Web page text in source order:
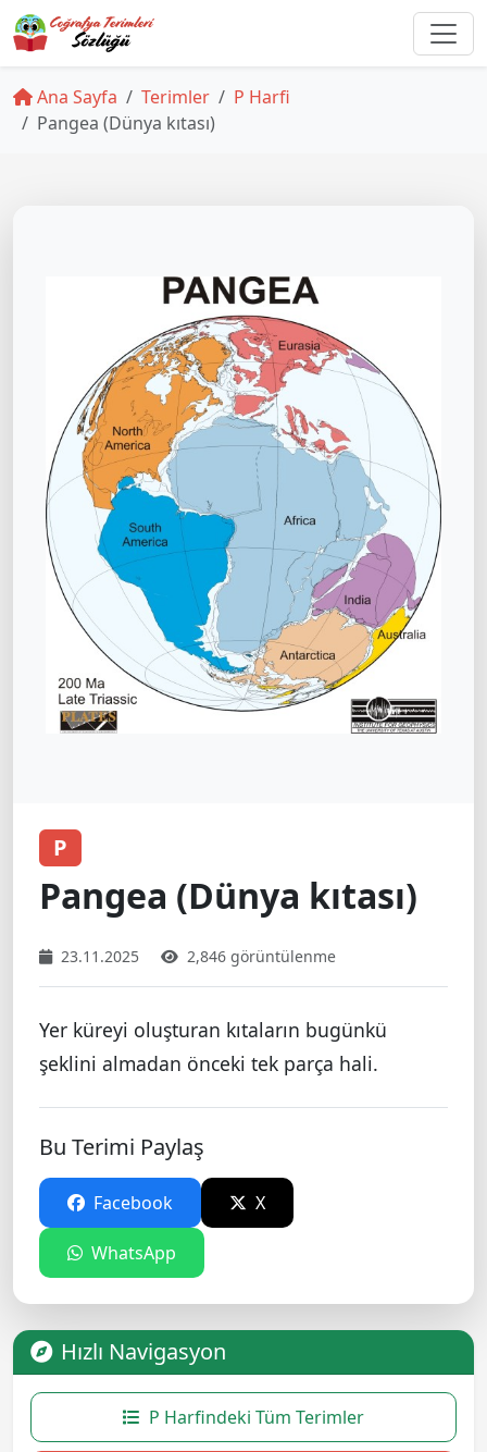
Ana Sayfa Terimler
P Harfi
Pangea (Dünya kıtası)
P
Pangea (Dünya kıtası)
23.11.2025 2,846 görüntülenme
Yer küreyi oluşturan kıtaların bugünkü
şeklini almadan önceki tek parça hali.
Bu Terimi Paylaş
Facebook X
WhatsApp
Hızlı Navigasyon
P Harfindeki Tüm Terimler